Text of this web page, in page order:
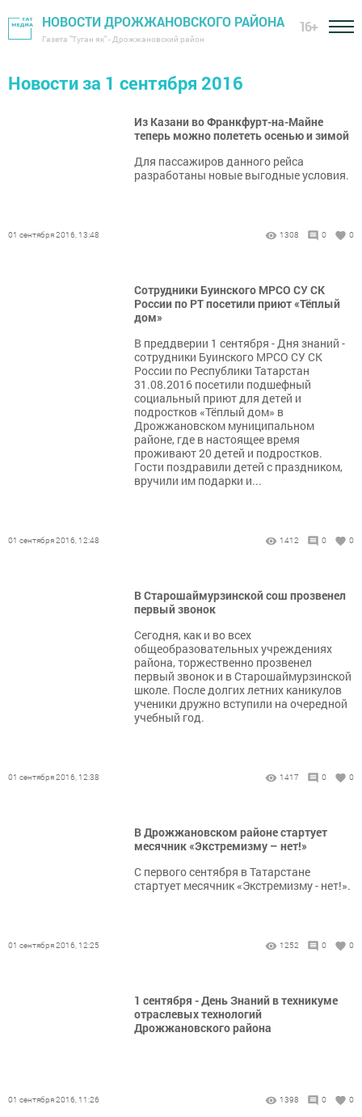
НОВОСТИ ДРОЖЖАНОВСКОГО РАЙОНА
Газета "Туган як" - Дрожжановский район
16+
Новости за 1 сентября 2016
Из Казани во Франкфурт-на-Майне
теперь можно полететь осенью и зимой
Для пассажиров данного рейса
разработаны новые выгодные условия.
01 сентября 2016, 13:48 1308 0 0
Сотрудники Буинского МРСО СУ СК
России по РТ посетили приют «Тёплый
дом»
В преддверии 1 сентября - Дня знаний -
сотрудники Буинского МРСО СУ СК
России по Республики Татарстан
31.08.2016 посетили подшефный
социальный приют для детей и
подростков «Тёплый дом» в
Дрожжановском муниципальном
районе, где в настоящее время
проживают 20 детей и подростков.
Гости поздравили детей с праздником,
вручили им подарки и...
01 сентября 2016, 12:48 1412 0 0
В Старошаймурзинской сош прозвенел
первый звонок
Сегодня, как и во всех
общеобразовательных учреждениях
района, торжественно прозвенел
первый звонок и в Старошаймурзинской
школе. После долгих летних каникулов
ученики дружно вступили на очередной
учебный год.
01 сентября 2016, 12:38 1417 0 0
В Дрожжановском районе стартует
месячник «Экстремизму – нет!»
С первого сентября в Татарстане
стартует месячник «Экстремизму - нет!».
01 сентября 2016, 12:25 1252 0 0
1 сентября - День Знаний в техникуме
отраслевых технологий
Дрожжановского района
01 сентября 2016, 11:26 1398 0 0